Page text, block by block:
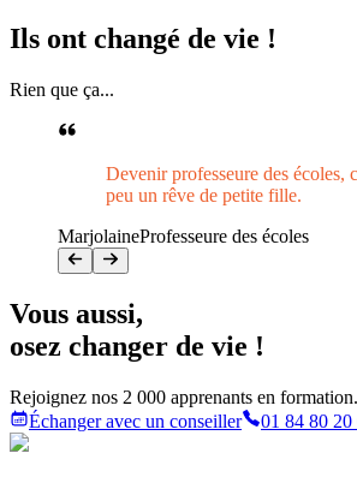
Ils ont changé de vie !
Rien que ça...
Devenir professeure des écoles,
peu un rêve de petite fille.
MarjolaineProfesseure des écoles
Vous aussi,
osez changer de vie !
Rejoignez nos 2 000 apprenants en formation.
Échanger avec un conseiller
01 84 80 20